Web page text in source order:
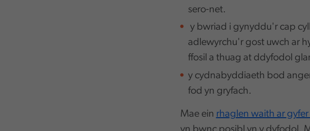
sero-net.
y bwriad i gynyddu'r cap
adlewyrchu'r gost uwch ar
ffosil a thuag at ddyfodol
y cydnabyddiaeth bod
fod yn gryfach.
Mae ein rhaglen waith ar